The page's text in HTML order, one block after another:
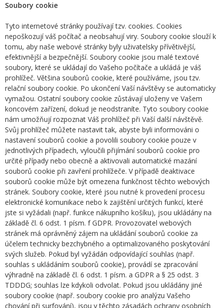
Soubory cookie
Tyto internetové stránky používají tzv. cookies. Cookies
nepoškozují váš počítač a neobsahují viry. Soubory cookie slouží k
tomu, aby naše webové stránky byly uživatelsky přívětivější,
efektivnější a bezpečnější. Soubory cookie jsou malé textové
soubory, které se ukládají do Vašeho počítače a ukládá je váš
prohlížeč. Většina souborů cookie, které používáme, jsou tzv.
relační soubory cookie. Po ukončení Vaší návštěvy se automaticky
vymažou. Ostatní soubory cookie zůstávají uloženy ve Vašem
koncovém zařízení, dokud je neodstraníte. Tyto soubory cookie
nám umožňují rozpoznat Váš prohlížeč při Vaší další návštěvě.
Svůj prohlížeč můžete nastavit tak, abyste byli informováni o
nastavení souborů cookie a povolili soubory cookie pouze v
jednotlivých případech, vyloučili přijímání souborů cookie pro
určité případy nebo obecně a aktivovali automatické mazání
souborů cookie při zavření prohlížeče. V případě deaktivace
souborů cookie může být omezena funkčnost těchto webových
stránek. Soubory cookie, které jsou nutné k provedení procesu
elektronické komunikace nebo k zajištění určitých funkcí, které
jste si vyžádali (např. funkce nákupního košíku), jsou ukládány na
základě čl. 6 odst. 1 písm. f GDPR. Provozovatel webových
stránek má oprávněný zájem na ukládání souborů cookie za
účelem technicky bezchybného a optimalizovaného poskytování
svých služeb. Pokud byl vyžádán odpovídající souhlas (např.
souhlas s ukládáním souborů cookie), provádí se zpracování
výhradně na základě čl. 6 odst. 1 písm. a GDPR a § 25 odst. 3
TDDDG; souhlas lze kdykoli odvolat. Pokud jsou ukládány jiné
soubory cookie (např. soubory cookie pro analýzu Vašeho
chování při surfování), jsou v těchto zásadách ochrany osobních